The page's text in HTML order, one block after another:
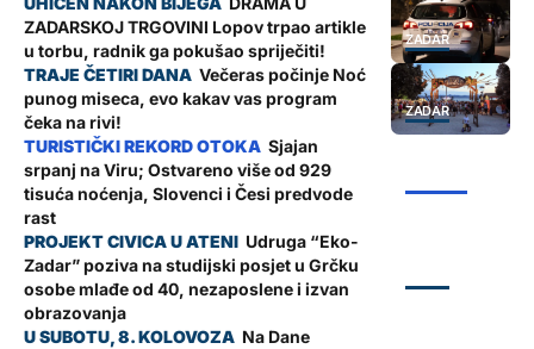
ZADAR
ZADARSKOJ TRGOVINI Lopov trpao artikle
u torbu, radnik ga pokušao spriječiti!
ZADAR
Večeras počinje Noć
punog miseca, evo kakav vas program
čeka na rivi!
Sjajan
srpanj na Viru; Ostvareno više od 929
tisuća noćenja, Slovenci i Česi predvode
rast
Udruga “Eko-
Zadar” poziva na studijski posjet u Grčku
osobe mlađe od 40, nezaposlene i izvan
obrazovanja
Na Dane